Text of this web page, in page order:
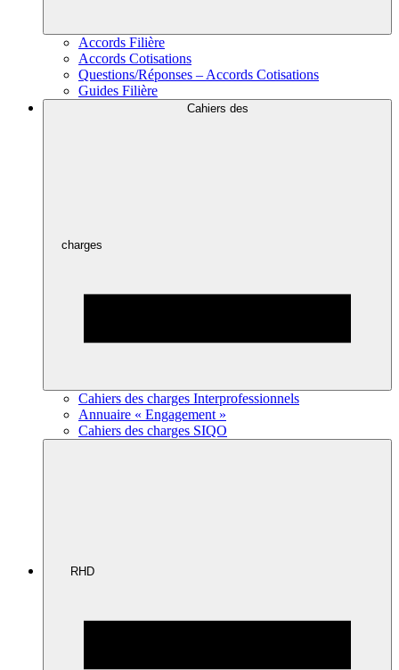
Accords Filière
Accords Cotisations
Questions/Réponses – Accords Cotisations
Guides Filière
Cahiers des
charges
Cahiers des charges Interprofessionnels
Annuaire « Engagement »
Cahiers des charges SIQO
RHD